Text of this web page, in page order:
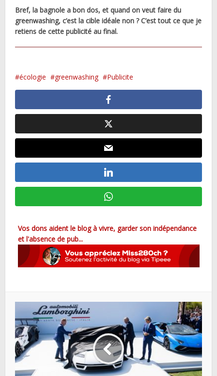
Bref, la bagnole a bon dos, et quand on veut faire du
greenwashing, c’est la cible idéale non ? C’est tout ce que je
retiens de cette publicité au final.
écologie greenwashing Publicite
Vos dons aident le blog à vivre, garder son indépendance
et l'absence de pub...